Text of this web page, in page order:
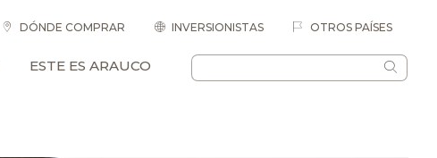
DÓNDE COMPRAR INVERSIONISTAS OTROS PAÍSES
ESTE ES ARAUCO